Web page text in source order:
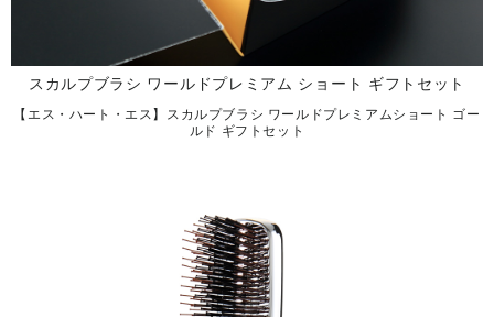
スカルプブラシ ワールドプレミアム ショート ギフトセット
【エス・ハート・エス】スカルプブラシ ワールドプレミアムショート ゴー
ルド ギフトセット